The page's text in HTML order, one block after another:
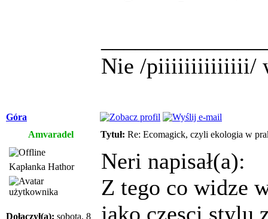
Nie /piiiiiiiiiiiiii/
Góra
Amvaradel
Tytuł: Re: Ecomagick, czyli ekologia w
Kapłanka Hathor
Dołączył(a): sobota, 8
Neri napisał(a):
Z tego co widze
jako czesci stylu